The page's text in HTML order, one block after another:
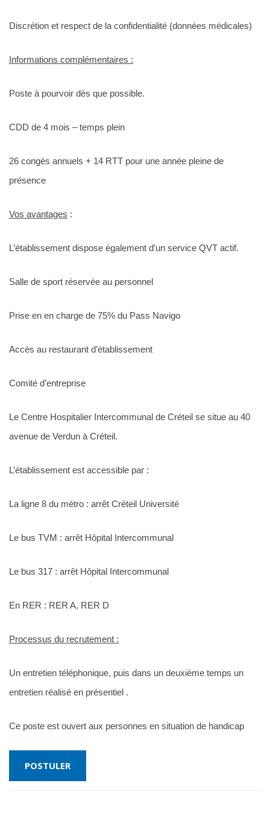
Discrétion et respect de la confidentialité (données médicales)
Informations complémentaires :
Poste à pourvoir dès que possible.
CDD de 4 mois – temps plein
26 congés annuels + 14 RTT pour une année pleine de
présence
Vos avantages :
L’établissement dispose également d’un service QVT actif.
Salle de sport réservée au personnel
Prise en en charge de 75% du Pass Navigo
Accès au restaurant d’établissement
Comité d’entreprise
Le Centre Hospitalier Intercommunal de Créteil se situe au 40
avenue de Verdun à Créteil.
L’établissement est accessible par :
La ligne 8 du métro : arrêt Créteil Université
Le bus TVM : arrêt Hôpital Intercommunal
Le bus 317 : arrêt Hôpital Intercommunal
En RER : RER A, RER D
Processus du recrutement :
Un entretien téléphonique, puis dans un deuxième temps un
entretien réalisé en présentiel .
Ce poste est ouvert aux personnes en situation de handicap